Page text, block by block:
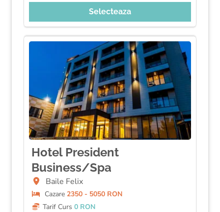
Selecteaza
Hotel President
Business/Spa
Baile Felix
Cazare 2350 - 5050 RON
Tarif Curs 0 RON